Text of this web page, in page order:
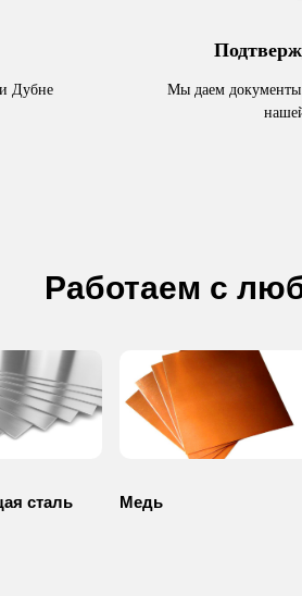
Дубне
Мы даем документы
сталь Медь
Работаем с